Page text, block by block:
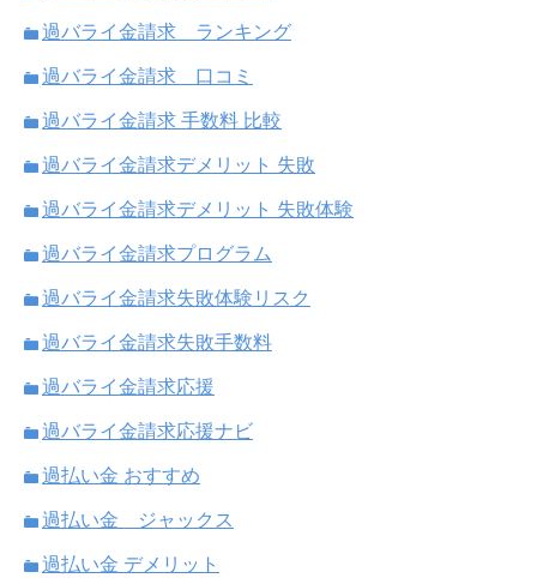
過バライ金請求 ランキング
過バライ金請求 口コミ
過バライ金請求 手数料 比較
過バライ金請求デメリット 失敗
過バライ金請求デメリット 失敗体験
過バライ金請求プログラム
過バライ金請求失敗体験リスク
過バライ金請求失敗手数料
過バライ金請求応援
過バライ金請求応援ナビ
過払い金 おすすめ
過払い金 ジャックス
過払い金 デメリット